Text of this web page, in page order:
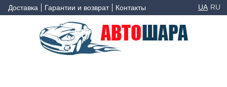
Доставка Гарантии и возврат Контакты UA RU